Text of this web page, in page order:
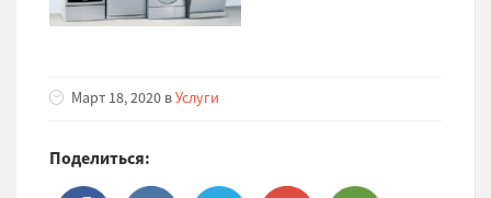
Март 18, 2020 вУслуги
Поделиться: